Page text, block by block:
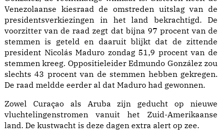
Venezolaanse kiesraad de omstreden uitslag van de
presidentsverkiezingen in het land bekrachtigd. De
voorzitter van de raad zegt dat bijna 97 procent van de
stemmen is geteld en daaruit blijkt dat de zittende
president Nicolás Maduro zondag 51,9 procent van de
stemmen kreeg. Oppositieleider Edmundo González zou
slechts 43 procent van de stemmen hebben gekregen.
De raad meldde eerder al dat Maduro had gewonnen.
Zowel Curaçao als Aruba zijn geducht op nieuwe
vluchtelingenstromen vanuit het Zuid-Amerikaanse
land. De kustwacht is deze dagen extra alert op zee.